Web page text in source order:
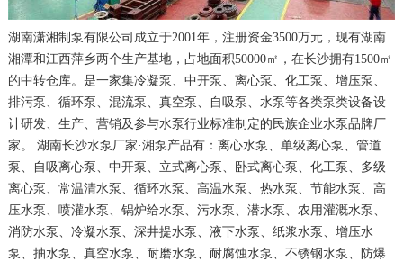
湖南潇湘制泵有限公司成立于2001年，注册资金3500万元，现有湖南
湘潭和江西萍乡两个生产基地，占地面积50000㎡，在长沙拥有1500㎡
的中转仓库。是一家集冷凝泵、中开泵、离心泵、化工泵、增压泵、
排污泵、循环泵、混流泵、真空泵、自吸泵、水泵等各类泵类设备设
计研发、生产、营销及参与水泵行业标准制定的民族企业水泵品牌厂
家。 湖南长沙水泵厂家·湘泵产品有：离心水泵、单级离心泵、管道
泵、自吸离心泵、中开泵、立式离心泵、卧式离心泵、化工泵、多级
离心泵、常温清水泵、循环水泵、高温水泵、热水泵、节能水泵、高
压水泵、喷灌水泵、锅炉给水泵、污水泵、潜水泵、农用灌溉水泵、
消防水泵、冷凝水泵、深井提水泵、液下水泵、纸浆水泵、增压水
泵、抽水泵、真空水泵、耐磨水泵、耐腐蚀水泵、不锈钢水泵、防爆